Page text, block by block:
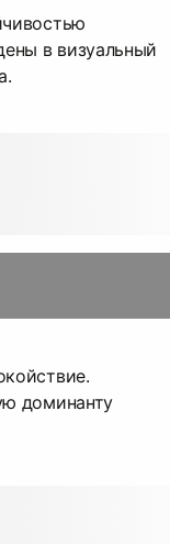
в визуальный
доминанту